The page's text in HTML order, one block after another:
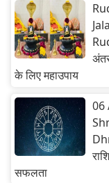
के लिए महाउपाय
06
सफलता